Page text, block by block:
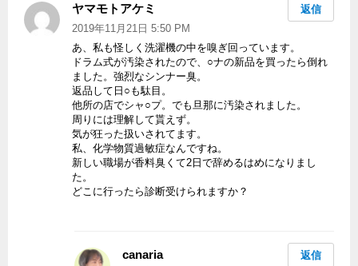
ヤマモトアケミ
り:
2019年11月21日 5:50 PM
あ、私も怪しく洗濯機の中を嗅ぎ回っています。
ドラム式が汚染されたので、○ナの新品を買ったら倒れ
ました。強烈なシンナー臭。
返品して日○も駄目。
他所の店でシャ○プ。でも旦那に汚染されました。
周りには理解して貰えず。
気が狂った扱いされてます。
私、化学物質過敏症なんですね。
新しい職場が香料臭くて2日で辞めるはめになりまし
た。
どこに行ったら診断受けられますか？
返信
canariaよ
返信